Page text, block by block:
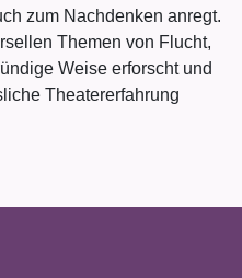
zum Nachdenken anregt.
Themen von Flucht,
Weise erforscht und
Theatererfahrung